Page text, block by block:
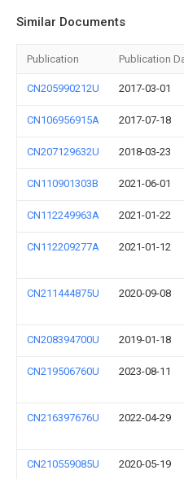
Similar Documents
Publication Publication
CN205990212U 2017-03-01
CN106956915A 2017-07-18
CN207129632U 2018-03-23
CN110901303B 2021-06-01
CN112249963A 2021-01-22
CN112209277A 2021-01-12
CN211444875U 2020-09-08
CN208394700U 2019-01-18
CN219506760U 2023-08-11
CN216397676U 2022-04-29
CN210559085U 2020-05-19